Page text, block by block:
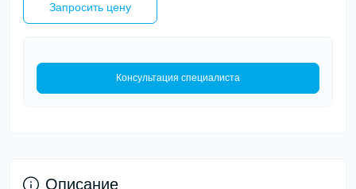
Запросить цену
Консультация специалиста
Описание